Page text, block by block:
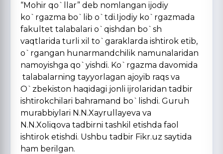
“Mohir qo`llar” deb nomlangan ijodiy
ko`rgazma bo`lib o`tdi.Ijodiy ko`rgazmada
fakultet talabalari o`qishdan bo`sh
vaqtlarida turli xil to`garaklarda ishtirok etib,
o`rgangan hunarmandchilik namunalaridan
namoyishga qo`yishdi. Ko`rgazma davomida
talabalarning tayyorlagan ajoyib raqs va
O`zbekiston haqidagi jonli ijrolaridan tadbir
ishtirokchilari bahramand bo`lishdi. Guruh
murabbiylari N.N.Xayrullayeva va
N.N.Xoliqova tadbirni tashkil etishda faol
ishtirok etishdi. Ushbu tadbir Fikr.uz saytida
ham berilgan.